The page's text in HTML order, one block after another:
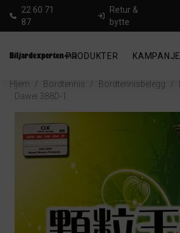
22 60 71
87
Retur &
bytte
PRODUKTER KAMPANJE
Hjem / Bordtennis / Bordtennisbelegg /
Dawei 388D-1